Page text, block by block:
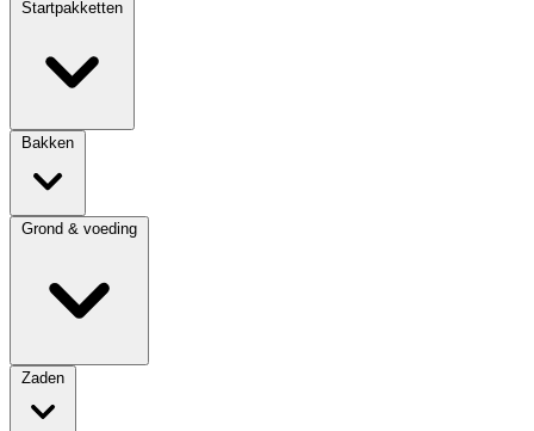
Startpakketten
Bakken
Grond & voeding
Zaden